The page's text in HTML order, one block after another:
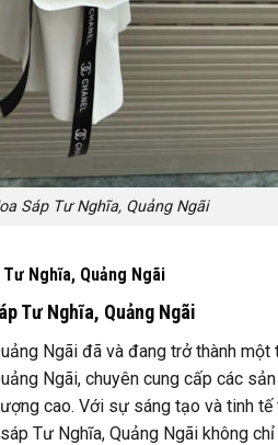
Sáp Tư Nghĩa, Quảng Ngãi
Nghĩa, Quảng Ngãi
Tư Nghĩa, Quảng Ngãi
Ngãi đã và đang trở thành một
Ngãi, chuyên cung cấp các
cao. Với sự sáng tạo và tinh tế
Tư Nghĩa, Quảng Ngãi không